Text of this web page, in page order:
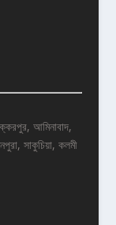
আমিনাবাদ,
সাকুচিয়া, কলমী